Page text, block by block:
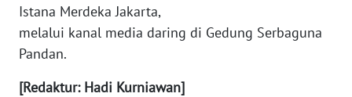
Istana Merdeka Jakarta,
melalui kanal media daring di Gedung Serbaguna
Pandan.
[Redaktur: Hadi Kurniawan]
WN
JAMBI
SULTRA